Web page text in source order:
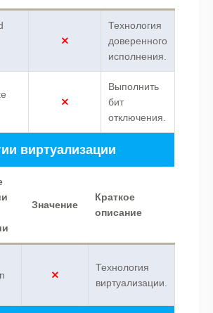
Технология
доверенного
исполнения.
Выполнить
бит
отключения.
виртуализации
Значение
Краткое
описание
Технология
виртуализации.